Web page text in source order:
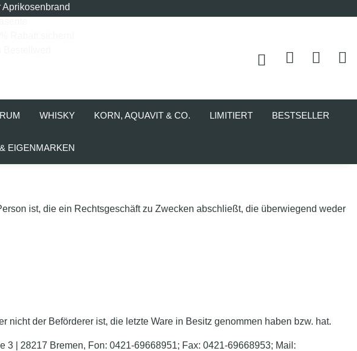
Rabatt sichern!
RUM WHISKY KORN, AQUAVIT & CO. LIMITIERT BESTSELLER
EIGENMARKEN
ist, die ein Rechtsgeschäft zu Zwecken abschließt, die überwiegend weder
nicht der Beförderer ist, die letzte Ware in Besitz genommen haben bzw. hat.
| 28217 Bremen, Fon: 0421-69668951; Fax: 0421-69668953; Mail: